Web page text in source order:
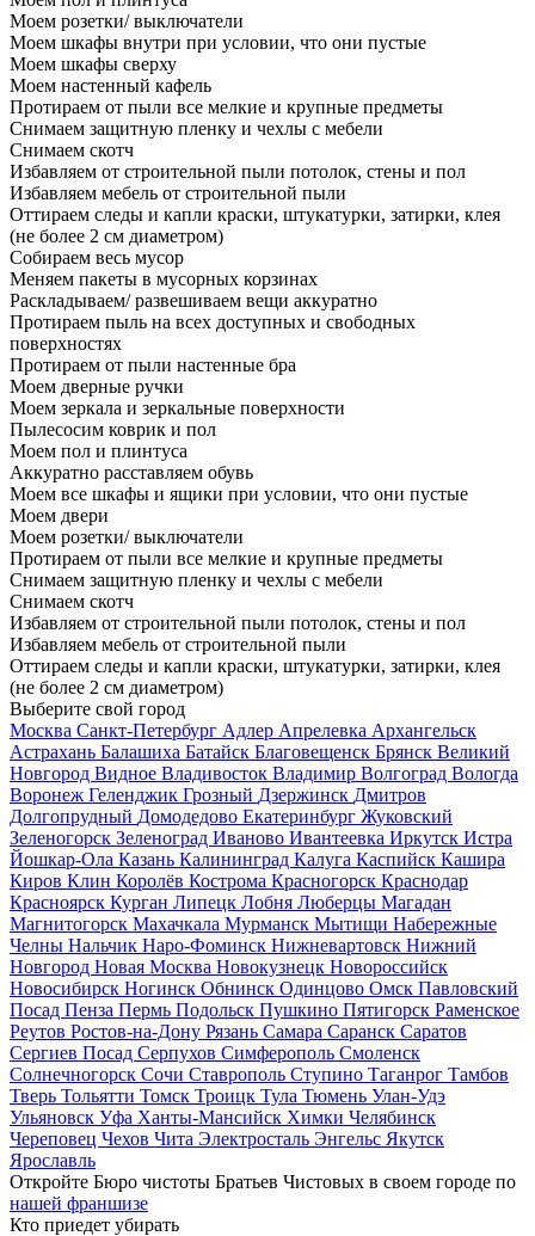
Моем розетки/ выключатели
Моем шкафы внутри при условии, что они пустые
Моем шкафы сверху
Моем настенный кафель
Протираем от пыли все мелкие и крупные предметы
Снимаем защитную пленку и чехлы с мебели
Снимаем скотч
Избавляем от строительной пыли потолок, стены и пол
Избавляем мебель от строительной пыли
Оттираем следы и капли краски, штукатурки, затирки, клея
(не более 2 см диаметром)
Собираем весь мусор
Меняем пакеты в мусорных корзинах
Раскладываем/ развешиваем вещи аккуратно
Протираем пыль на всех доступных и свободных
поверхностях
Протираем от пыли настенные бра
Моем дверные ручки
Моем зеркала и зеркальные поверхности
Пылесосим коврик и пол
Моем пол и плинтуса
Аккуратно расставляем обувь
Моем все шкафы и ящики при условии, что они пустые
Моем двери
Моем розетки/ выключатели
Протираем от пыли все мелкие и крупные предметы
Снимаем защитную пленку и чехлы с мебели
Снимаем скотч
Избавляем от строительной пыли потолок, стены и пол
Избавляем мебель от строительной пыли
Оттираем следы и капли краски, штукатурки, затирки, клея
(не более 2 см диаметром)
Выберите свой город
Москва Санкт-Петербург Адлер Апрелевка Архангельск
Астрахань Балашиха Батайск Благовещенск Брянск Великий
Новгород Видное Владивосток Владимир Волгоград Вологда
Воронеж Геленджик Грозный Дзержинск Дмитров
Долгопрудный Домодедово Екатеринбург Жуковский
Зеленогорск Зеленоград Иваново Ивантеевка Иркутск Истра
Йошкар-Ола Казань Калининград Калуга Каспийск Кашира
Киров Клин Королёв Кострома Красногорск Краснодар
Красноярск Курган Липецк Лобня Люберцы Магадан
Магнитогорск Махачкала Мурманск Мытищи Набережные
Челны Нальчик Наро-Фоминск Нижневартовск Нижний
Новгород Новая Москва Новокузнецк Новороссийск
Новосибирск Ногинск Обнинск Одинцово Омск Павловский
Посад Пенза Пермь Подольск Пушкино Пятигорск Раменское
Реутов Ростов-на-Дону Рязань Самара Саранск Саратов
Сергиев Посад Серпухов Симферополь Смоленск
Солнечногорск Сочи Ставрополь Ступино Таганрог Тамбов
Тверь Тольятти Томск Троицк Тула Тюмень Улан-Удэ
Ульяновск Уфа Ханты-Мансийск Химки Челябинск
Череповец Чехов Чита Электросталь Энгельс Якутск
Ярославль
Откройте Бюро чистоты Братьев Чистовых в своем городе по
нашей франшизе
Кто приедет убирать